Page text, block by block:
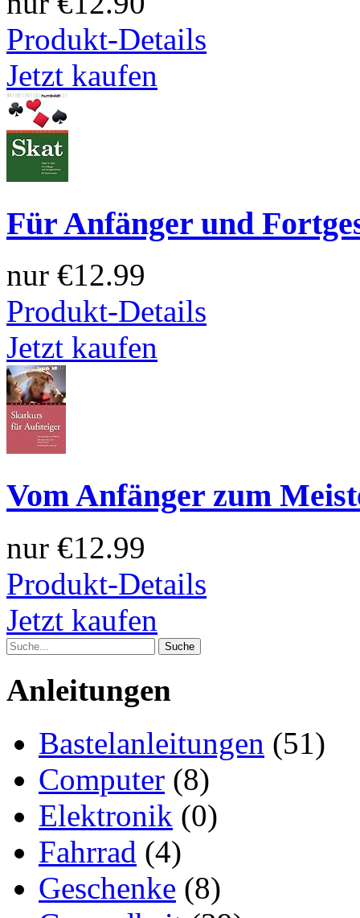
Produkt-Details
Jetzt kaufen
Für Anfänger und
nur €12.99
Produkt-Details
Jetzt kaufen
Vom Anfänger zum
nur €12.99
Produkt-Details
Jetzt kaufen
Anleitungen
Bastelanleitungen (51)
Computer (8)
Elektronik (0)
Fahrrad (4)
Geschenke (8)